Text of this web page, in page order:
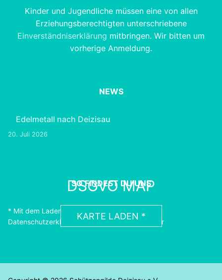
Kinder und Jugendliche müssen eine von allen
Erziehungsberechtigten unterschriebene
Einverständniserklärung mitbringen. Wir bitten um
vorherige Anmeldung.
NEWS
Edelmetall nach Deizisau
20. Juli 2026
SO FINDEST DU UNS
DSGVO MAP
KARTE LADEN *
* Mit dem Laden der Karte akzeptierst du die
Datenschutzerklärung von Google.Erfahre Mehr